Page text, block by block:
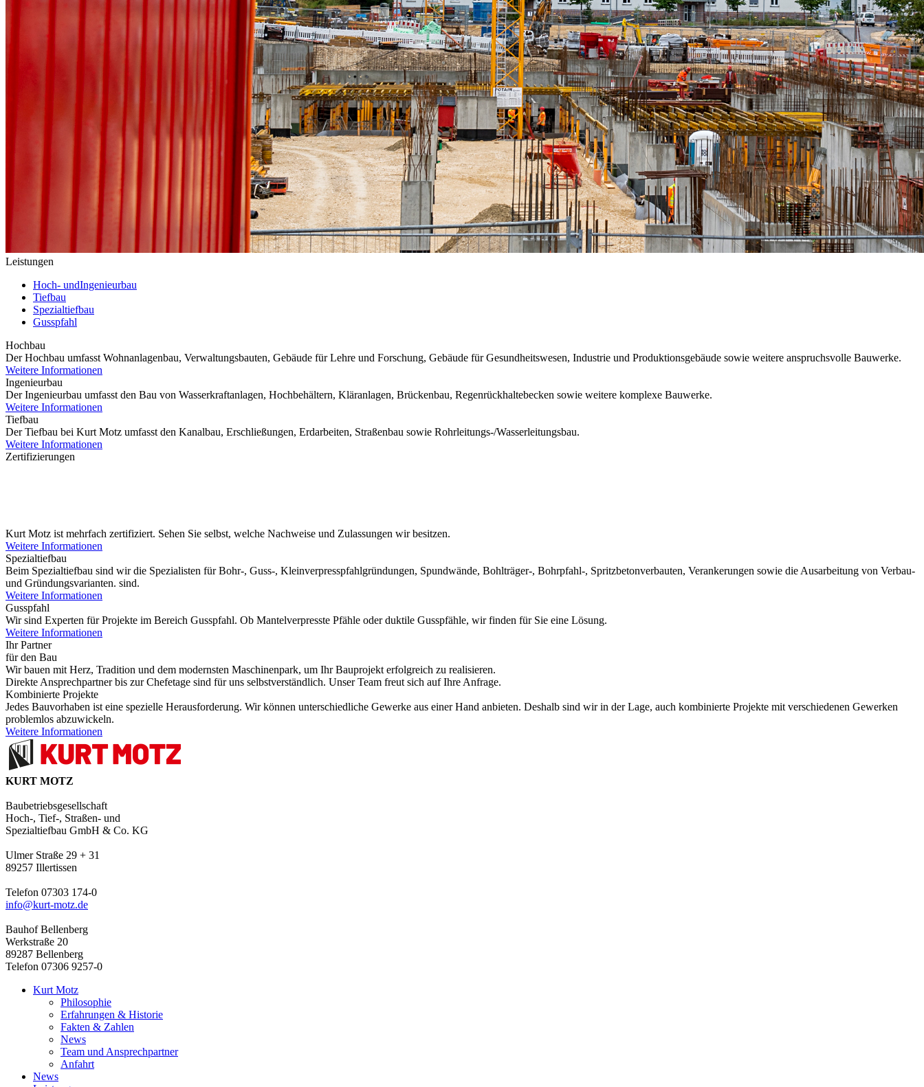
Leistungen
Hoch- undIngenieurbau
Tiefbau
Spezialtiefbau
Gusspfahl
Hochbau
Der Hochbau umfasst Wohnanlagenbau, Verwaltungsbauten, Gebäude für Lehre und Forschung, Gebäude für Gesundheitswesen, Industrie und Produktionsgebäude sowie weitere anspruchsvolle Bauwerke.
Weitere Informationen
Ingenieurbau
Der Ingenieurbau umfasst den Bau von Wasserkraftanlagen, Hochbehältern, Kläranlagen, Brückenbau, Regenrückhaltebecken sowie weitere komplexe Bauwerke.
Weitere Informationen
Tiefbau
Der Tiefbau bei Kurt Motz umfasst den Kanalbau, Erschließungen, Erdarbeiten, Straßenbau sowie Rohrleitungs-/Wasserleitungsbau.
Weitere Informationen
Zertifizierungen
Kurt Motz ist mehrfach zertifiziert. Sehen Sie selbst, welche Nachweise und Zulassungen wir besitzen.
Weitere Informationen
Spezialtiefbau
Beim Spezialtiefbau sind wir die Spezialisten für Bohr-, Guss-, Kleinverpresspfahlgründungen, Spundwände, Bohlträger-, Bohrpfahl-, Spritzbetonverbauten, Verankerungen sowie die Ausarbeitung von Verbau-
und Gründungsvarianten. sind.
Weitere Informationen
Gusspfahl
Wir sind Experten für Projekte im Bereich Gusspfahl. Ob Mantelverpresste Pfähle oder duktile Gusspfähle, wir finden für Sie eine Lösung.
Weitere Informationen
Ihr Partner
für den Bau
Wir bauen mit Herz, Tradition und dem modernsten Maschinenpark, um Ihr Bauprojekt erfolgreich zu realisieren.
Direkte Ansprechpartner bis zur Chefetage sind für uns selbstverständlich. Unser Team freut sich auf Ihre Anfrage.
Kombinierte Projekte
Jedes Bauvorhaben ist eine spezielle Herausforderung. Wir können unterschiedliche Gewerke aus einer Hand anbieten. Deshalb sind wir in der Lage, auch kombinierte Projekte mit verschiedenen Gewerken
problemlos abzuwickeln.
Weitere Informationen
KURT MOTZ
Baubetriebsgesellschaft
Hoch-, Tief-, Straßen- und
Spezialtiefbau GmbH & Co. KG
Ulmer Straße 29 + 31
89257 Illertissen
Telefon 07303 174-0
info@kurt-motz.de
Bauhof Bellenberg
Werkstraße 20
89287 Bellenberg
Telefon 07306 9257-0
Kurt Motz
Philosophie
Erfahrungen & Historie
Fakten & Zahlen
News
Team und Ansprechpartner
Anfahrt
News